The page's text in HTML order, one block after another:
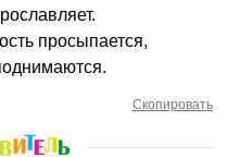
просыпается,
Скопировать